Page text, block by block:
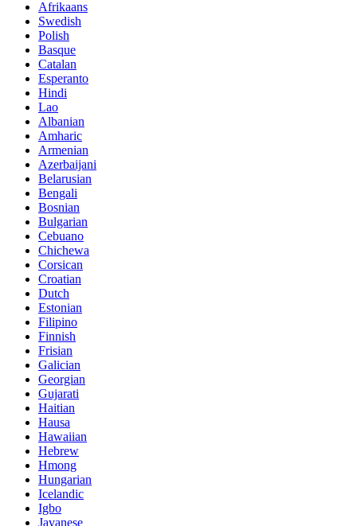
Afrikaans
Swedish
Polish
Basque
Catalan
Esperanto
Hindi
Lao
Albanian
Amharic
Armenian
Azerbaijani
Belarusian
Bengali
Bosnian
Bulgarian
Cebuano
Chichewa
Corsican
Croatian
Dutch
Estonian
Filipino
Finnish
Frisian
Galician
Georgian
Gujarati
Haitian
Hausa
Hawaiian
Hebrew
Hmong
Hungarian
Icelandic
Igbo
Javanese